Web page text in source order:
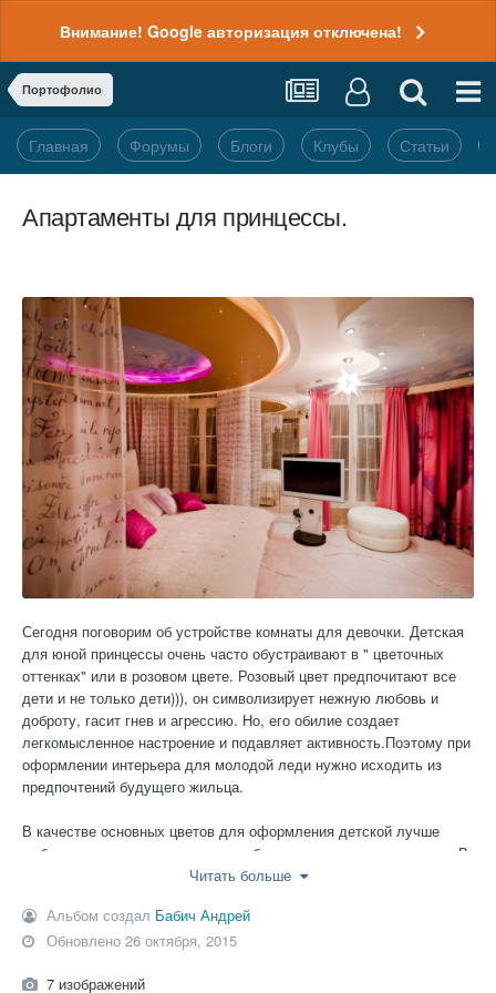
Внимание! Google авторизация отключена!
Портофолио
Главная Форумы Блоги Клубы Статьи
Апартаменты для принцессы.
Сегодня поговорим об устройстве комнаты для девочки. Детская
для юной принцессы очень часто обустраивают в " цветочных
оттенках" или в розовом цвете. Розовый цвет предпочитают все
дети и не только дети))), он символизирует нежную любовь и
доброту, гасит гнев и агрессию. Но, его обилие создает
легкомысленное настроение и подавляет активность.Поэтому при
оформлении интерьера для молодой леди нужно исходить из
предпочтений будущего жильца.
В качестве основных цветов для оформления детской лучше
выбирать те, которые нравятся ребенку, отражают его характер.В
любом случае надо поинтересоваться у дочери, какой цвет
улучшают настроение. Детские комнаты для девочек - это
изобилие ярких красок, множество аксессуаров, мягкие линии,
Девочки в любом возрасте часто более креативны и
Читать больше
Альбом создал Бабич Андрей
Обновлено26 октября, 2015
7 изображений